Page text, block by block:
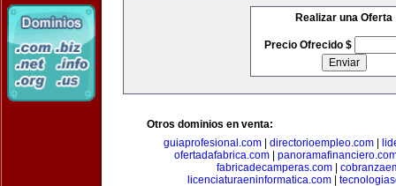
Realizar una Oferta
Precio Ofrecido $
Otros dominios en venta:
guiaprofesional.com| directorioempleo.com|
ofertadafabrica.com|
fabricadecamperas.com
licenciaturaeninformatica.com|